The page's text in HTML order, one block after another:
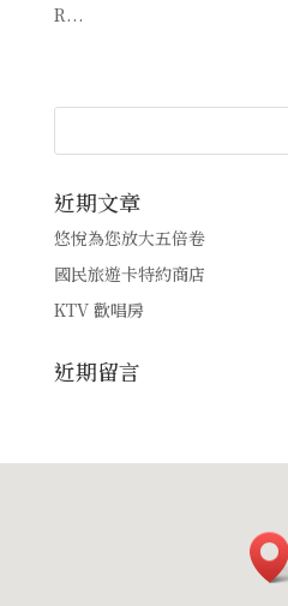
R...
近期文章
悠悅為您放大五倍卷
國民旅遊卡特約商店
KTV 歡唱房
近期留言